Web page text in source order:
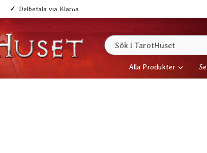
Delbetala via Klarna
Sök
Alla Produkter